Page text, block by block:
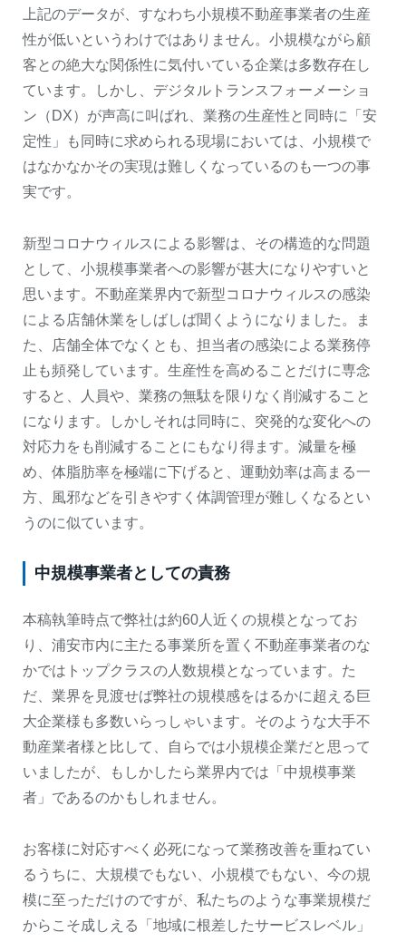
上記のデータが、すなわち小規模不動産事業者の生産
性が低いというわけではありません。小規模ながら顧
客との絶大な関係性に気付いている企業は多数存在し
ています。しかし、デジタルトランスフォーメーショ
ン（DX）が声高に叫ばれ、業務の生産性と同時に「安
定性」も同時に求められる現場においては、小規模で
はなかなかその実現は難しくなっているのも一つの事
実です。
新型コロナウィルスによる影響は、その構造的な問題
として、小規模事業者への影響が甚大になりやすいと
思います。不動産業界内で新型コロナウィルスの感染
による店舗休業をしばしば聞くようになりました。ま
た、店舗全体でなくとも、担当者の感染による業務停
止も頻発しています。生産性を高めることだけに専念
すると、人員や、業務の無駄を限りなく削減すること
になります。しかしそれは同時に、突発的な変化への
対応力をも削減することにもなり得ます。減量を極
め、体脂肪率を極端に下げると、運動効率は高まる一
方、風邪などを引きやすく体調管理が難しくなるとい
うのに似ています。
中規模事業者としての責務
本稿執筆時点で弊社は約60人近くの規模となってお
り、浦安市内に主たる事業所を置く不動産事業者のな
かではトップクラスの人数規模となっています。た
だ、業界を見渡せば弊社の規模感をはるかに超える巨
大企業様も多数いらっしゃいます。そのような大手不
動産業者様と比して、自らでは小規模企業だと思って
いましたが、もしかしたら業界内では「中規模事業
者」であるのかもしれません。
お客様に対応すべく必死になって業務改善を重ねてい
るうちに、大規模でもない、小規模でもない、今の規
模に至っただけのですが、私たちのような事業規模だ
からこそ成しえる「地域に根差したサービスレベル」